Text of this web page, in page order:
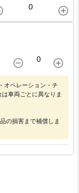
0
0
オペレーション・チ
車両ごとに異なりま
の損害まで補償しま